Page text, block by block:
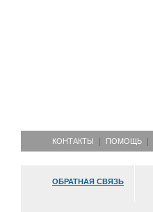
КОНТАКТЫ ПОМОЩЬ
ОБРАТНАЯ СВЯЗЬ